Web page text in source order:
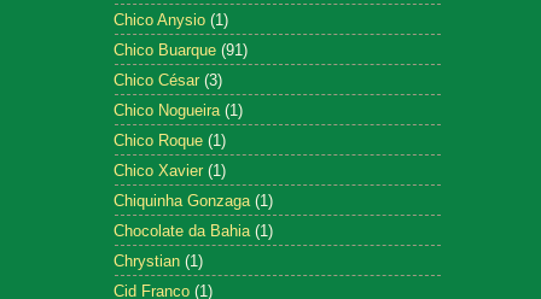
Chico Anysio (1)
Chico Buarque (91)
Chico César (3)
Chico Nogueira (1)
Chico Roque (1)
Chico Xavier (1)
Chiquinha Gonzaga (1)
Chocolate da Bahia (1)
Chrystian (1)
Cid Franco (1)